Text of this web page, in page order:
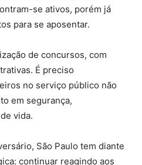
se ativos, porém já
para se aposentar.
de concursos, com
É preciso
no serviço público não
em segurança,
vida.
São Paulo tem diante
continuar reagindo aos